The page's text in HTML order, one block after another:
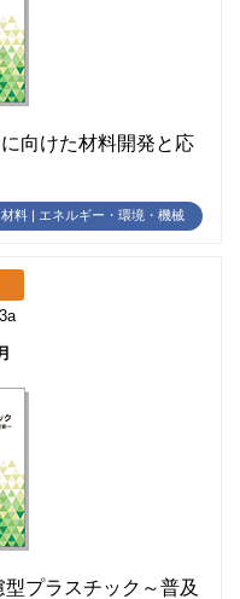
向けた材料開発と応
料 | エネルギー・環境・機械
型プラスチック～普及